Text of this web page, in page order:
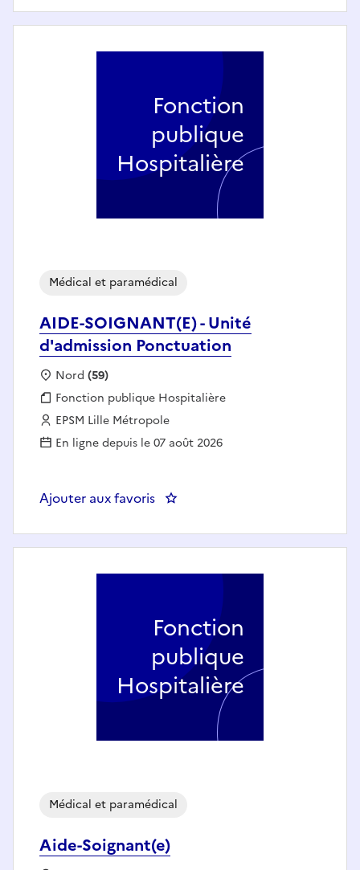
AIDE-SOIGNANT(E) - Unité
d'admission Ponctuation
Médical et paramédical
Localisation :
Nord (59)
Fonction publique :
Fonction publique Hospitalière
Employeur :
EPSM Lille Métropole
En ligne depuis le 07 août 2026
Ajouter aux favoris : AIDE-SOIGNANT(E) - Unité
Fonction
publique
Hospitalière
Aide-Soignant(e)
Médical et paramédical
Fonction
publique
Hospitalière